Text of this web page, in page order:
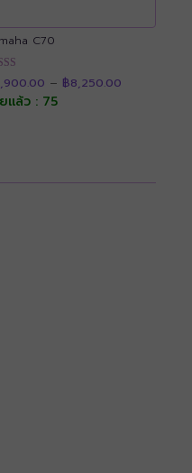
C70
ะแนน
ต่ 1-5
– ฿8,250.00range:
แล้ว : 75